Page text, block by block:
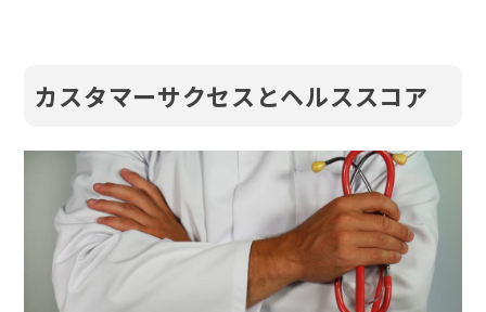
カスタマーサクセスとヘルススコア